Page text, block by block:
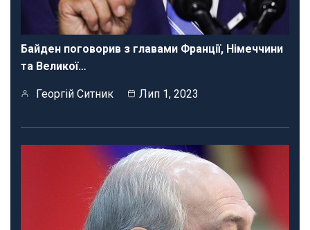
Байден поговорив з главами Франції, Німеччини
та Великої…
Георгій Ситник Лип 1, 2023